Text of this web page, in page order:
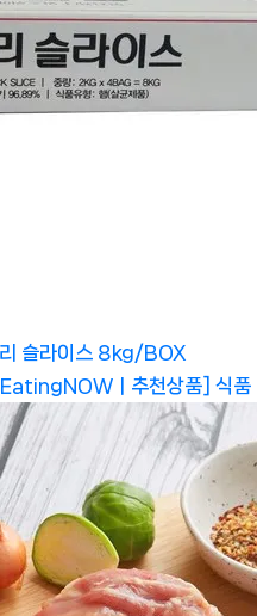
리 슬라이스 8kg/BOX
ㅣ추천상품] 식품